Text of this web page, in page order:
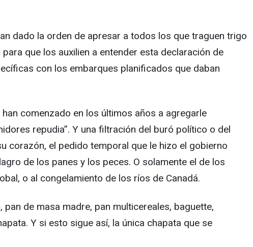
dado la orden de apresar a todos los que traguen trigo
que los auxilien a entender esta declaración de
con los embarques planificados que daban
comenzado en los últimos años a agregarle
repudia”. Y una filtración del buró político o del
corazón, el pedido temporal que le hizo el gobierno
de los panes y los peces. O solamente el de los
o al congelamiento de los ríos de Canadá.
de masa madre, pan multicereales, baguette,
Y si esto sigue así, la única chapata que se